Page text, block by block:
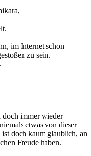
im Internet schon
zu sein.
doch immer wieder
etwas von dieser
ist doch kaum glaublich, an
Freude haben.